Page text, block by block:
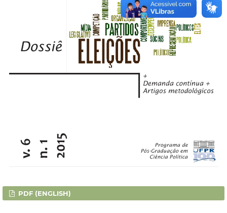
PDF (ENGLISH)